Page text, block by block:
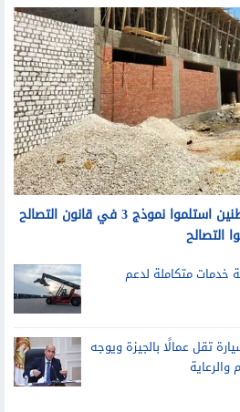
التنمية المحلية: بعض المواطنين استلموا نموذج 3 في قانون التصالح
التصالح
خدمات متكاملة لدعم
تقل عمالًا بالجيزة ويوجه